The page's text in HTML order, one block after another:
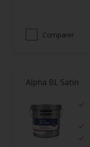
Comparer
Alpha BL Satin